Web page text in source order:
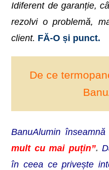
Idiferent de garanție,
rezolvi o problemă,
client. FĂ-O și punct.
De ce
BanuAlumin
mult cu mai puțin”.
în ceea ce privește